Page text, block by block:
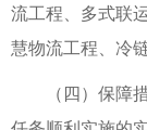
流工程、多式联
慧物流工程、冷
（四）保障措